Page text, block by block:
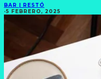
BAR | RESTÓ
·5 FEBRERO, 2025